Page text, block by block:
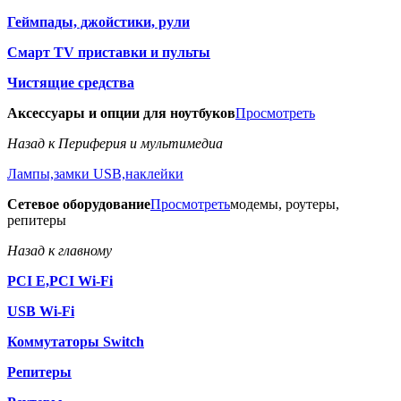
Геймпады, джойстики, рули
Смарт TV приставки и пульты
Чистящие средства
Аксессуары и опции для ноутбуковПросмотреть
Назад к Периферия и мультимедиа
Лампы,замки USB,наклейки
Сетевое оборудованиеПросмотретьмодемы, роутеры,
репитеры
Назад к главному
PCI E,PCI Wi-Fi
USB Wi-Fi
Коммутаторы Switch
Репитеры